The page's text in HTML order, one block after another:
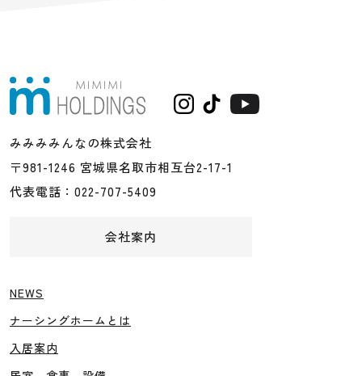
みみみみんなの株式会社
〒981-1246 宮城県名取市相互台2-17-1
代表電話：022-707-5409
会社案内
NEWS
ナーシングホームとは
入居案内